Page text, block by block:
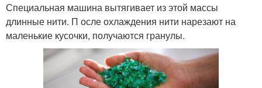
Специальная машина вытягивает из этой массы
длинные нити. П осле охлаждения нити нарезают на
маленькие кусочки, получаются гранулы.